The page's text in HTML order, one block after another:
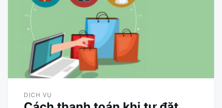
DỊCH VỤ